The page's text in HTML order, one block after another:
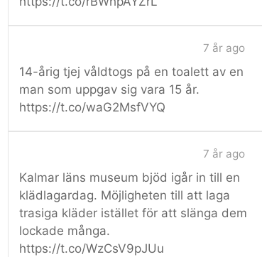
7 år ago
14-årig tjej våldtogs på en toalett av en
man som uppgav sig vara 15 år.
https://t.co/waG2MsfVYQ
7 år ago
Kalmar läns museum bjöd igår in till en
klädlagardag. Möjligheten till att laga
trasiga kläder istället för att slänga dem
lockade många.
https://t.co/WzCsV9pJUu